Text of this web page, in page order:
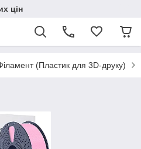
цін
(Пластик для 3D-друку)